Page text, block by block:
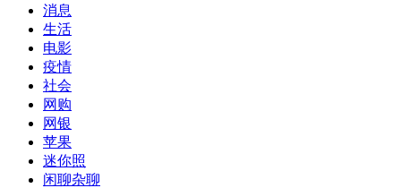
消息
生活
电影
疫情
社会
网购
网银
苹果
迷你照
闲聊杂聊